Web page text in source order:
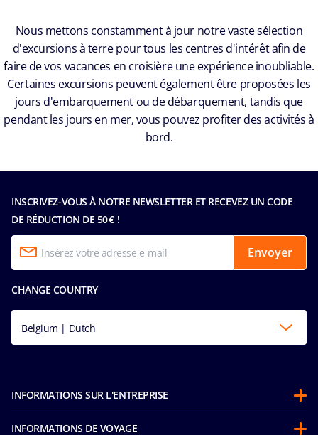
Nous mettons constamment à jour notre vaste sélection
d'excursions à terre pour tous les centres d'intérêt afin de
faire de vos vacances en croisière une expérience inoubliable.
Certaines excursions peuvent également être proposées les
jours d'embarquement ou de débarquement, tandis que
pendant les jours en mer, vous pouvez profiter des activités à
bord.
INSCRIVEZ-VOUS À NOTRE NEWSLETTER ET RECEVEZ UN CODE
DE RÉDUCTION DE 50 € !
Envoyer
CHANGE COUNTRY
Belgium | Dutch
INFORMATIONS SUR L'ENTREPRISE
INFORMATIONS DE VOYAGE